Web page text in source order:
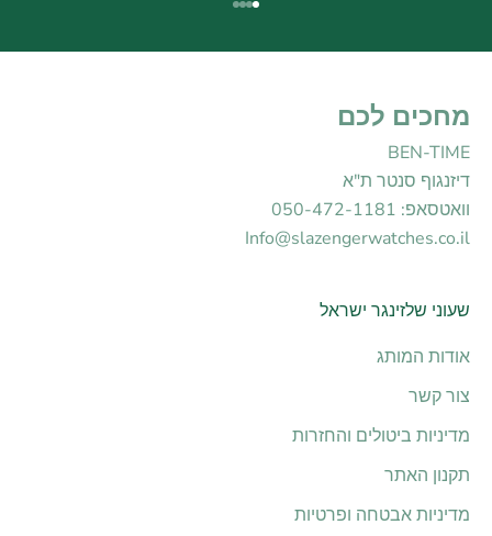
עבור לפריט 1
עבור לפריט 2
עבור לפריט 3
עבור לפריט 4
מחכים לכם
BEN-TIME
דיזנגוף סנטר ת"א
וואטסאפ: 050-472-1181
Info@slazengerwatches.co.il
שעוני שלזינגר ישראל
אודות המותג
צור קשר
מדיניות ביטולים והחזרות
תקנון האתר
מדיניות אבטחה ופרטיות